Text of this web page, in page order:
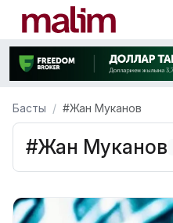
Басты #Жан Муканов
#Жан Муканов